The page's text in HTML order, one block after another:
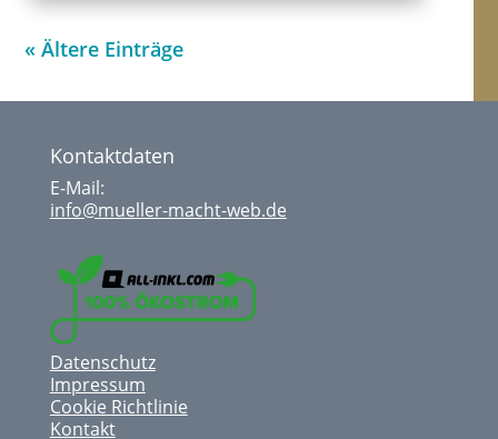
« Ältere Einträge
Kontaktdaten
E-Mail:
info@mueller-macht-web.de
Datenschutz
Impressum
Cookie Richtlinie
Kontakt